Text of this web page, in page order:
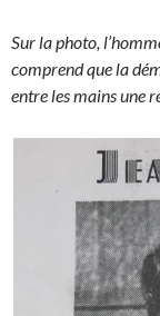
Sur la photo,
comprend que la
entre les mains une